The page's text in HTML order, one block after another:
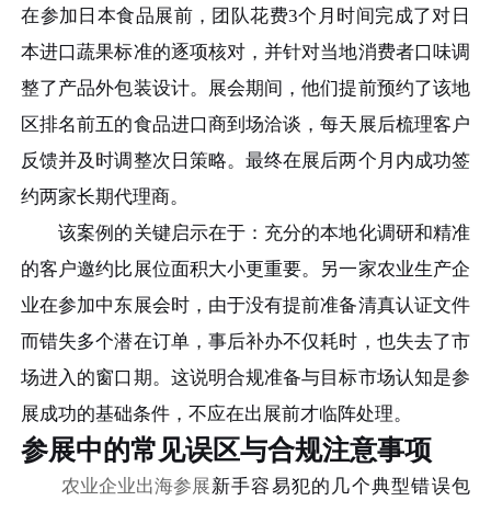
在参加日本食品展前，团队花费3个月时间完成了对日
本进口蔬果标准的逐项核对，并针对当地消费者口味调
整了产品外包装设计。展会期间，他们提前预约了该地
区排名前五的食品进口商到场洽谈，每天展后梳理客户
反馈并及时调整次日策略。最终在展后两个月内成功签
约两家长期代理商。
该案例的关键启示在于：充分的本地化调研和精准
的客户邀约比展位面积大小更重要。另一家农业生产企
业在参加中东展会时，由于没有提前准备清真认证文件
而错失多个潜在订单，事后补办不仅耗时，也失去了市
场进入的窗口期。这说明合规准备与目标市场认知是参
展成功的基础条件，不应在出展前才临阵处理。
参展中的常见误区与合规注意事项
农业企业出海参展新手容易犯的几个典型错误包